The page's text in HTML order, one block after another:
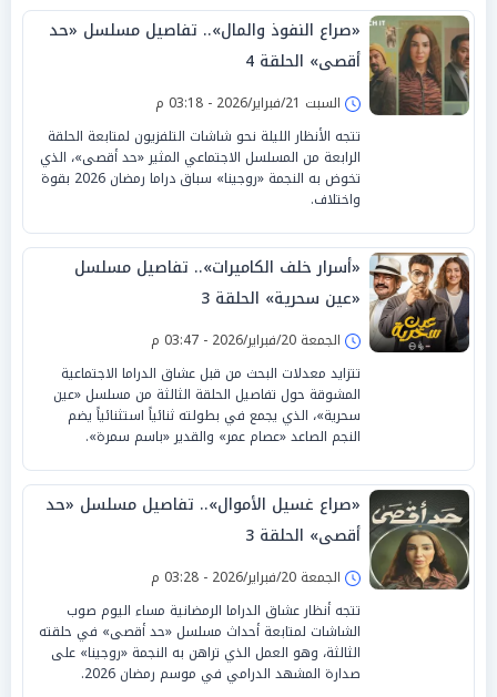
«صراع النفوذ والمال».. تفاصيل مسلسل «حد
أقصى» الحلقة 4
السبت 21/فبراير/2026 - 03:18 م
تتجه الأنظار الليلة نحو شاشات التلفزيون لمتابعة الحلقة
الرابعة من المسلسل الاجتماعي المثير «حد أقصى»، الذي
تخوض به النجمة «روجينا» سباق دراما رمضان 2026 بقوة
واختلاف.
«أسرار خلف الكاميرات».. تفاصيل مسلسل
«عين سحرية» الحلقة 3
الجمعة 20/فبراير/2026 - 03:47 م
تتزايد معدلات البحث من قبل عشاق الدراما الاجتماعية
المشوقة حول تفاصيل الحلقة الثالثة من مسلسل «عين
سحرية»، الذي يجمع في بطولته ثنائياً استثنائياً يضم
النجم الصاعد «عصام عمر» والقدير «باسم سمرة».
«صراع غسيل الأموال».. تفاصيل مسلسل «حد
أقصى» الحلقة 3
الجمعة 20/فبراير/2026 - 03:28 م
تتجه أنظار عشاق الدراما الرمضانية مساء اليوم صوب
الشاشات لمتابعة أحداث مسلسل «حد أقصى» في حلقته
الثالثة، وهو العمل الذي تراهن به النجمة «روجينا» على
صدارة المشهد الدرامي في موسم رمضان 2026.